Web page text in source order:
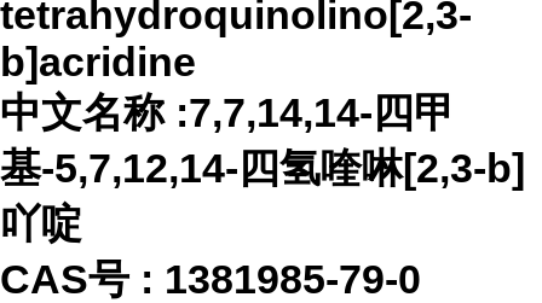
tetrahydroquinolino[2,3-
b]acridine
中文名称 :7,7,14,14-四甲
基-5,7,12,14-四氢喹啉[2,3-b]
吖啶
CAS号 : 1381985-79-0